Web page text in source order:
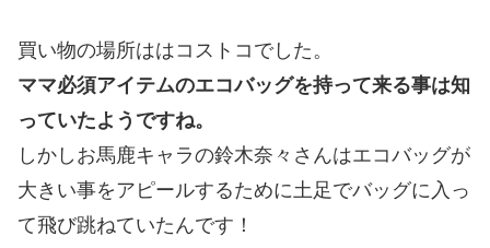
買い物の場所ははコストコでした。
ママ必須アイテムのエコバッグを持って来る事は知
っていたようですね。
しかしお馬鹿キャラの鈴木奈々さんはエコバッグが
大きい事をアピールするために土足でバッグに入っ
て飛び跳ねていたんです！